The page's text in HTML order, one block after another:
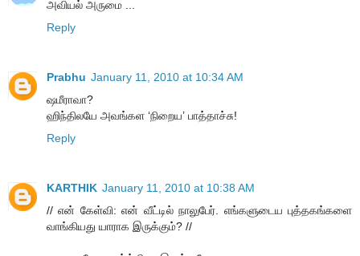
அவியல் அருமை ...
Reply
Prabhu January 11, 2010 at 10:34 AM
ஷமீராவா?
ஹிந்திலயே அவங்கள ‘நிறைய’ பாத்தாச்சு!
Reply
KARTHIK January 11, 2010 at 10:38 AM
// என் கேள்வி: என் வீட்டில் நாலுபேர். எங்களுடைய புத்தகங்களை
வாங்கியது யாராக இருக்கும்? //